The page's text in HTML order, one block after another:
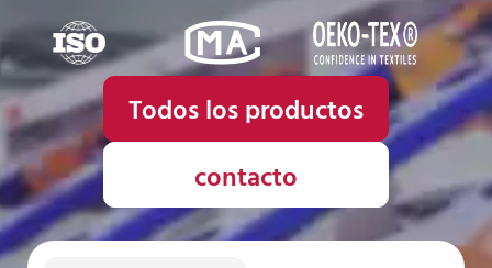
Todos los productos
contacto